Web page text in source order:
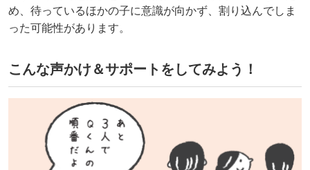
め、待っているほかの子に意識が向かず、割り込んでしま
った可能性があります。
こんな声かけ＆サポートをしてみよう！